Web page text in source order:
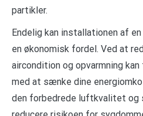
partikler.
Endelig kan installationen af
en økonomisk fordel. Ved at
aircondition og opvarmning
med at sænke dine
den forbedrede luftkvalitet og